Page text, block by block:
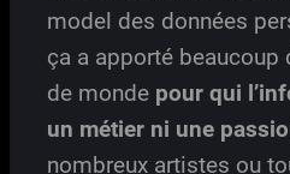
model des données
ça a apporté beaucoup
de monde pour qui
un métier ni une
nombreux artistes ou